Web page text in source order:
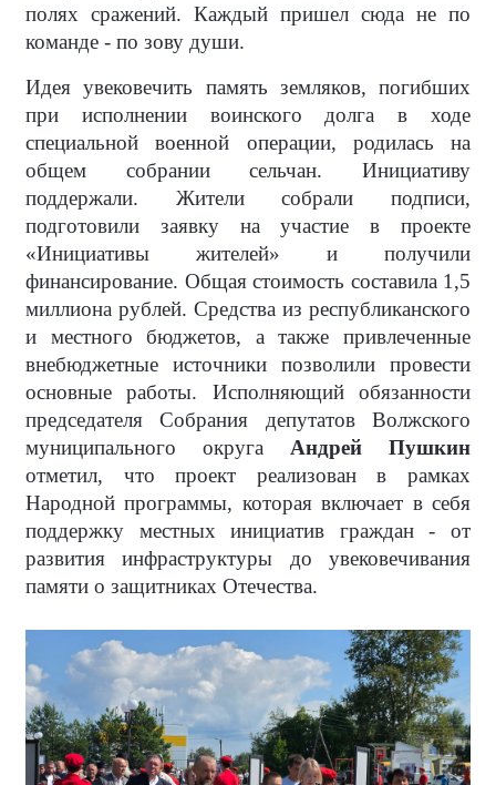
полях сражений. Каждый пришел сюда не по
команде - по зову души.
Идея увековечить память земляков, погибших
при исполнении воинского долга в ходе
специальной военной операции, родилась на
общем собрании сельчан. Инициативу
поддержали. Жители собрали подписи,
подготовили заявку на участие в проекте
«Инициативы жителей» и получили
финансирование. Общая стоимость составила 1,5
миллиона рублей. Средства из республиканского
и местного бюджетов, а также привлеченные
внебюджетные источники позволили провести
основные работы. Исполняющий обязанности
председателя Собрания депутатов Волжского
муниципального округа Андрей Пушкин
отметил, что проект реализован в рамках
Народной программы, которая включает в себя
поддержку местных инициатив граждан - от
развития инфраструктуры до увековечивания
памяти о защитниках Отечества.